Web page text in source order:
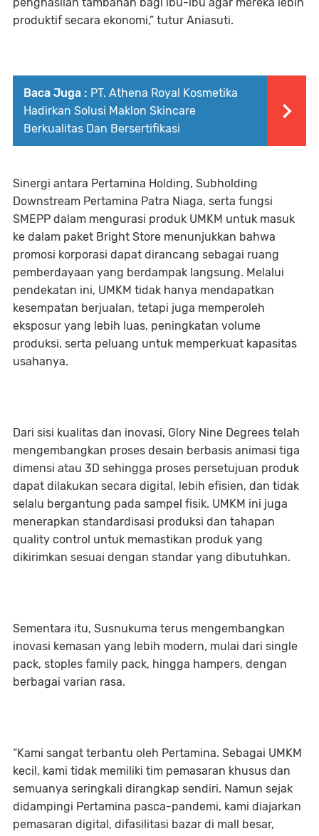
produktif secara ekonomi,” tutur Aniasuti.
Baca Juga : PT. Athena Royal Kosmetika
Hadirkan Solusi Maklon Skincare
Berkualitas Dan Bersertifikasi
Sinergi antara Pertamina Holding, Subholding
Downstream Pertamina Patra Niaga, serta fungsi
SMEPP dalam mengurasi produk UMKM untuk masuk
ke dalam paket Bright Store menunjukkan bahwa
promosi korporasi dapat dirancang sebagai ruang
pemberdayaan yang berdampak langsung. Melalui
pendekatan ini, UMKM tidak hanya mendapatkan
kesempatan berjualan, tetapi juga memperoleh
eksposur yang lebih luas, peningkatan volume
produksi, serta peluang untuk memperkuat kapasitas
usahanya.
Dari sisi kualitas dan inovasi, Glory Nine Degrees telah
mengembangkan proses desain berbasis animasi tiga
dimensi atau 3D sehingga proses persetujuan produk
dapat dilakukan secara digital, lebih efisien, dan tidak
selalu bergantung pada sampel fisik. UMKM ini juga
menerapkan standardisasi produksi dan tahapan
quality control untuk memastikan produk yang
dikirimkan sesuai dengan standar yang dibutuhkan.
Sementara itu, Susnukuma terus mengembangkan
inovasi kemasan yang lebih modern, mulai dari single
pack, stoples family pack, hingga hampers, dengan
berbagai varian rasa.
“Kami sangat terbantu oleh Pertamina. Sebagai UMKM
kecil, kami tidak memiliki tim pemasaran khusus dan
semuanya seringkali dirangkap sendiri. Namun sejak
didampingi Pertamina pasca-pandemi, kami diajarkan
pemasaran digital, difasilitasi bazar di mall besar,